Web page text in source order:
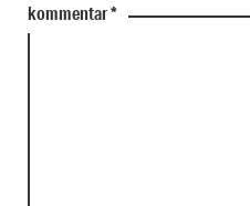
kommentar*